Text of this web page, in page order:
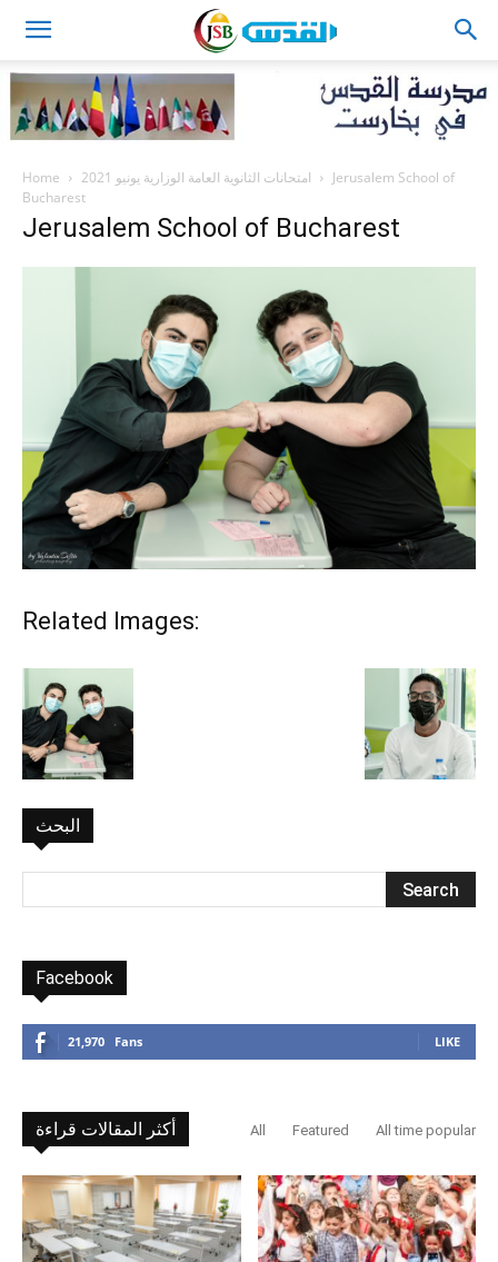
Home امتحانات الثانوية العامة الوزارية يونيو 2021
Jerusalem School of
Bucharest
Jerusalem School of Bucharest
Related Images:
البحث
Facebook
21,970 Fans LIKE
أكثر المقالات قراءة All Featured All time popular